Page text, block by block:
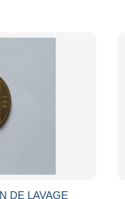
DE LAVAGE